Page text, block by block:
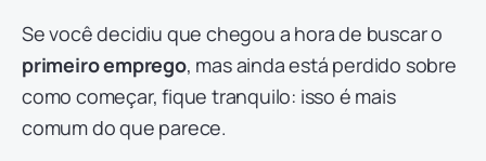
Se você decidiu que chegou a hora de buscar o
primeiro emprego, mas ainda está perdido sobre
como começar, fique tranquilo: isso é mais
comum do que parece.